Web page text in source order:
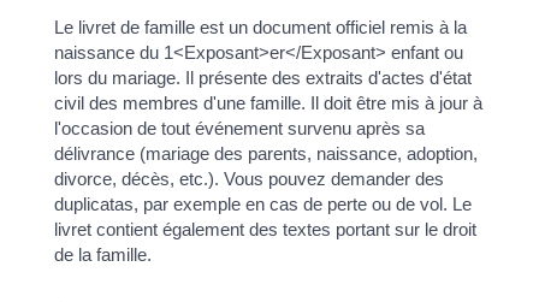
Le livret de famille est un document officiel remis à la
naissance du 1<Exposant>er</Exposant> enfant ou
lors du mariage. Il présente des extraits d'actes d'état
civil des membres d'une famille. Il doit être mis à jour à
l'occasion de tout événement survenu après sa
délivrance (mariage des parents, naissance, adoption,
divorce, décès, etc.). Vous pouvez demander des
duplicatas, par exemple en cas de perte ou de vol. Le
livret contient également des textes portant sur le droit
de la famille.